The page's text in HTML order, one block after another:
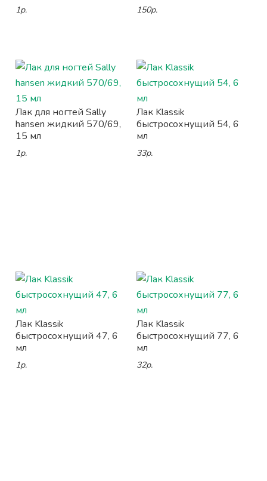
1р. 150р.
Лак для ногтей Sally
hansen жидкий 570/69,
15 мл
1р.
Лак Klassik
быстросохнущий 54, 6
мл
33р.
Лак Klassik
быстросохнущий 47, 6
мл
1р.
Лак Klassik
быстросохнущий 77, 6
мл
32р.